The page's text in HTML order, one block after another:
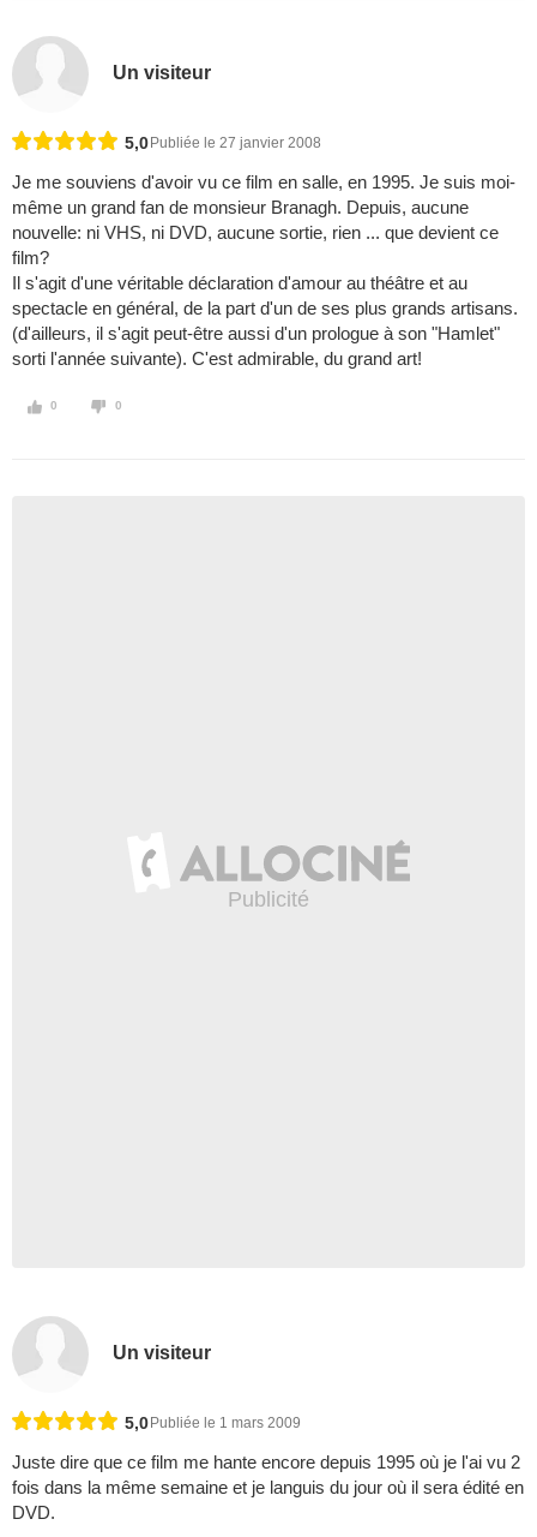
Un visiteur
5,0 Publiée le 27 janvier 2008
Je me souviens d'avoir vu ce film en salle, en 1995. Je suis moi-
même un grand fan de monsieur Branagh. Depuis, aucune
nouvelle: ni VHS, ni DVD, aucune sortie, rien ... que devient ce
film?
Il s'agit d'une véritable déclaration d'amour au théâtre et au
spectacle en général, de la part d'un de ses plus grands artisans.
(d'ailleurs, il s'agit peut-être aussi d'un prologue à son "Hamlet"
sorti l'année suivante). C'est admirable, du grand art!
0 0
Un visiteur
5,0 Publiée le 1 mars 2009
Juste dire que ce film me hante encore depuis 1995 où je l'ai vu 2
fois dans la même semaine et je languis du jour où il sera édité en
DVD.